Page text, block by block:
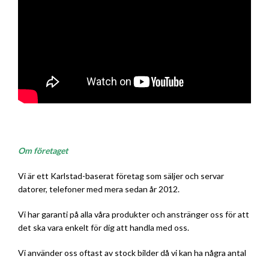
Om företaget
Vi är ett Karlstad-baserat företag som säljer och servar
datorer, telefoner med mera sedan år 2012.
Vi har garanti på alla våra produkter och anstränger oss för att
det ska vara enkelt för dig att handla med oss.
Vi använder oss oftast av stock bilder då vi kan ha några antal